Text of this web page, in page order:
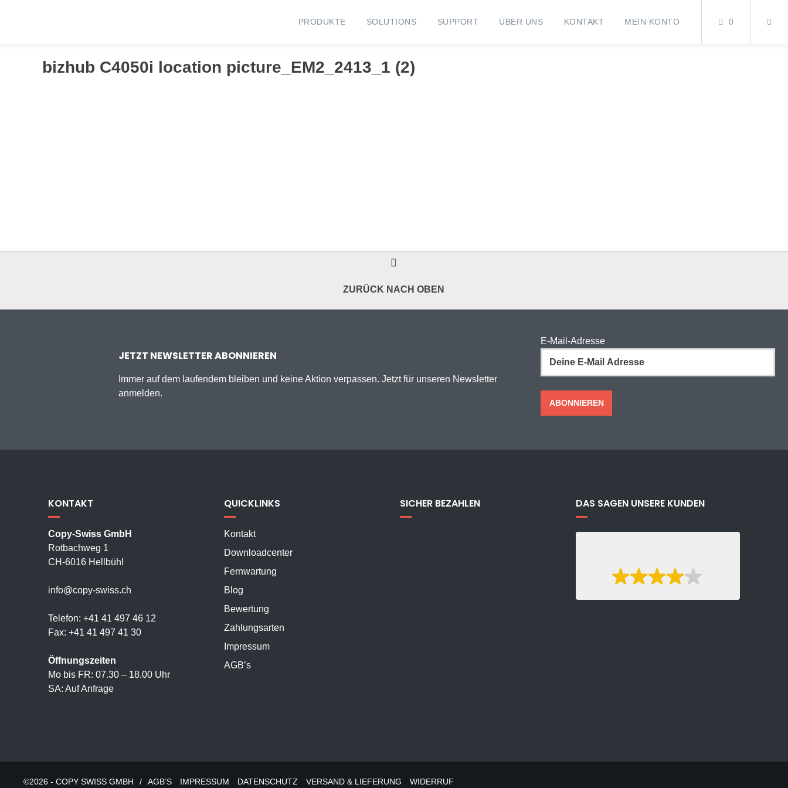
PRODUKTE SOLUTIONS SUPPORT ÜBER UNS KONTAKT MEIN KONTO 0
bizhub C4050i location picture_EM2_2413_1 (2)
ZURÜCK NACH OBEN
JETZT NEWSLETTER ABONNIEREN
Immer auf dem laufendem bleiben und keine Aktion verpassen. Jetzt für unseren Newsletter
anmelden.
E-Mail-Adresse
KONTAKT
Copy-Swiss GmbH
Rotbachweg 1
CH-6016 Hellbühl
info@copy-swiss.ch
Telefon: +41 41 497 46 12
Fax: +41 41 497 41 30
Öffnungszeiten
Mo bis FR: 07.30 – 18.00 Uhr
SA: Auf Anfrage
QUICKLINKS
Kontakt
Downloadcenter
Fernwartung
Blog
Bewertung
Zahlungsarten
Impressum
AGB’s
SICHER BEZAHLEN DAS SAGEN UNSERE KUNDEN
©2026 - COPY SWISS GMBH / AGB’S IMPRESSUM DATENSCHUTZ VERSAND & LIEFERUNG WIDERRUF